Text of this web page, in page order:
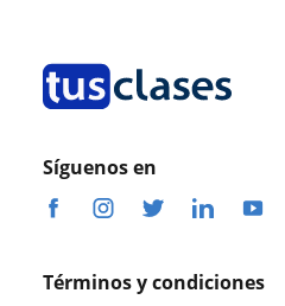
Síguenos en
Términos y condiciones